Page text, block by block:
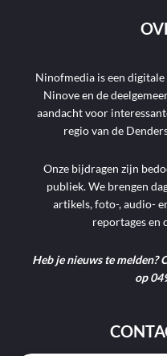
Ninofmedia is een
Ninove en de
aandacht voor
regio van de
Onze bijdragen zijn
publiek. We brengen
artikels, foto-, audio-
reportages en
Heb je nieuws te melden?
op